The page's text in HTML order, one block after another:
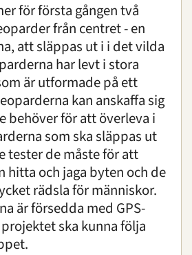
för första gången två
från centret - en
att släppas ut i i det vilda
har levt i stora
är utformade på ett
kan anskaffa sig
behöver för att överleva i
som ska släppas ut
tester de måste för att
hitta och jaga byten och de
rädsla för människor.
är försedda med GPS-
ska kunna följa